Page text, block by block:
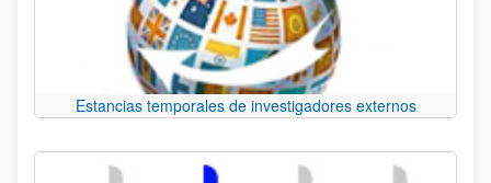
Estancias temporales de investigadores externos